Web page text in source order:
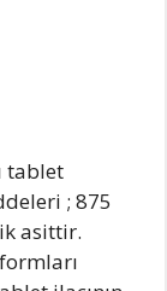
tablet
; 875
asittir.